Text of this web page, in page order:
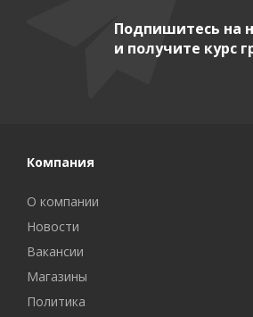
Подпишитесь на
и получите курс
Компания
О компании
Новости
Вакансии
Магазины
Политика